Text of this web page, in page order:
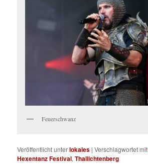
Feuerschwanz
Veröffentlicht unterlokales |Verschlagwortet mit
Hexentanz Festival,Thallichtenberg